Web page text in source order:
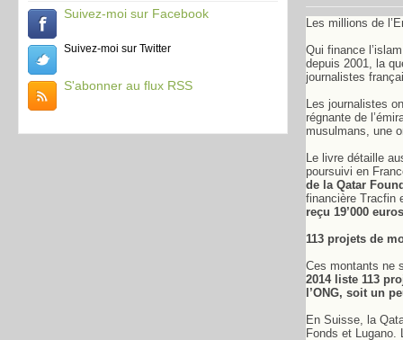
Suivez-moi sur Facebook
Suivez-moi sur Twitter
S'abonner au flux RSS
Les millions de
Qui finance
depuis 2001, la
journalistes
Les journalistes
régnante de
musulmans, une
Le livre détaille
poursuivi en
de la Qatar
financière Tracfin
reçu 19’000
113 projets de
Ces montants ne
2014 liste 113
l’ONG, soit un
En Suisse, la
Fonds et Lugano.